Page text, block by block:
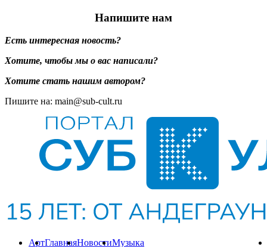
Напишите нам
Есть интересная новость?
Хотите, чтобы мы о вас написали?
Хотите стать нашим автором?
Пишите на: main@sub-cult.ru
Музыка
Новости
Главная
Арт